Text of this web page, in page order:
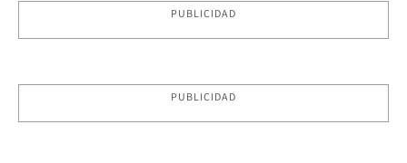
PUBLICIDAD
PUBLICIDAD